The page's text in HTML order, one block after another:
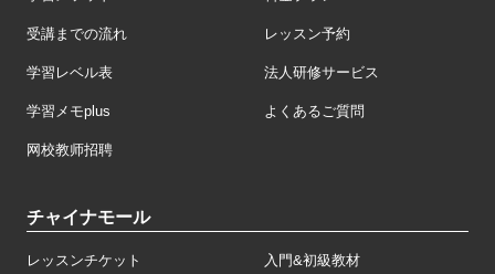
受講までの流れ レッスン予約
学習レベル表 法人研修サービス
学習メモplus よくあるご質問
网校教师招聘
チャイナモール
レッスンチケット 入門&初級教材